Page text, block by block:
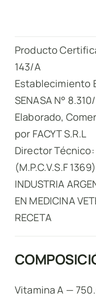
Producto
143/A
Establecimiento
SENASA N°
Elaborado,
por FACYT S.R.L
Director Técnico:
(M.P.C.V.S.F 1369)
INDUSTRIA
EN MEDICINA
RECETA
Vitamina A —